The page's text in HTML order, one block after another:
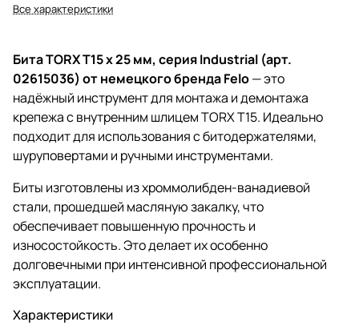
Все характеристики
Бита TORX T15 x 25 мм, серия Industrial (арт.
02615036) от немецкого бренда Felo— это
надёжный инструмент для монтажа и демонтажа
крепежа с внутренним шлицем TORX T15. Идеально
подходит для использования с битодержателями,
шуруповертами и ручными инструментами.
Биты изготовлены из хроммолибден-ванадиевой
стали, прошедшей масляную закалку, что
обеспечивает повышенную прочность и
износостойкость. Это делает их особенно
долговечными при интенсивной профессиональной
эксплуатации.
Характеристики